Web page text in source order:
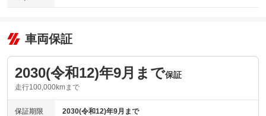
車両保証
2030(令和12)年9月まで保証
走行100,000kmまで
保証期限 2030(令和12)年9月まで